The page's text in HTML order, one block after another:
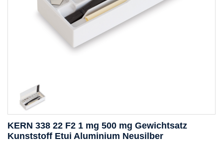
KERN 338 22 F2 1 mg 500 mg Gewichtsatz
Kunststoff Etui Aluminium Neusilber